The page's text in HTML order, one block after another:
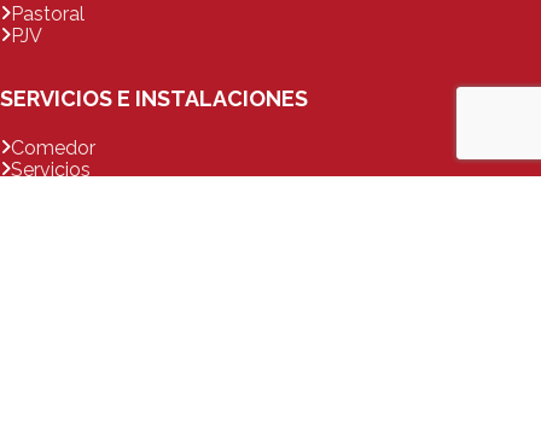
Pastoral
PJV
SERVICIOS E INSTALACIONES
Comedor
Servicios